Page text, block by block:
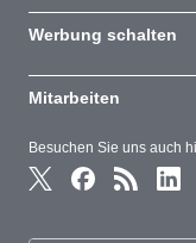
Besuchen Sie uns auch
Werbung schalten
Mitarbeiten